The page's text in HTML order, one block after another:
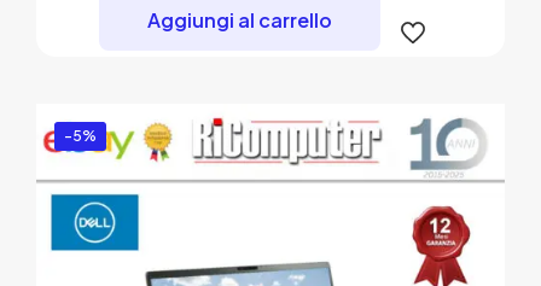
era:
299,00 €.
è:
289,00 €.
Aggiungi al carrello
-5%